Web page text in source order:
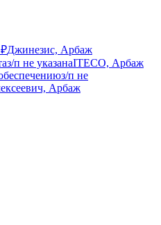
₽Джинезис, Арбаж
з/п не указанаITECO, Арбаж
з/п не
Арбаж